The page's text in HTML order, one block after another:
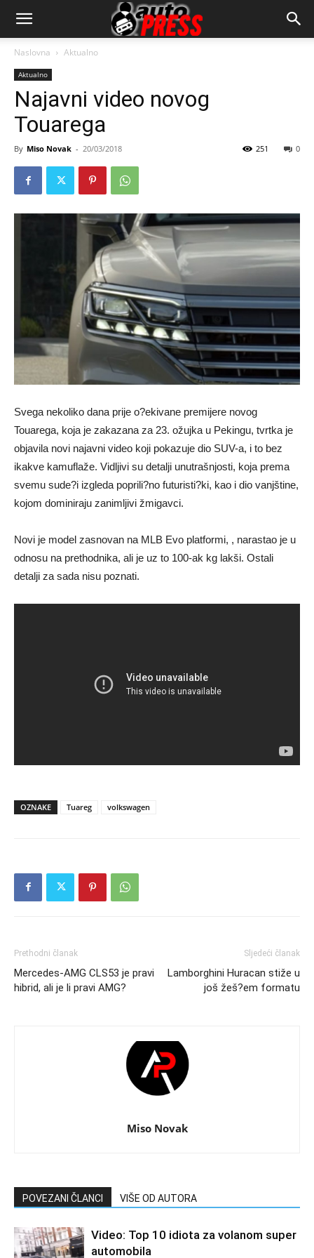
AutopressHR
Naslovna Aktualno
Aktualno
Najavni video novog
Touarega
By Miso Novak - 20/03/2018 0
251
Svega nekoliko dana prije o?ekivane premijere novog
Touarega, koja je zakazana za 23. ožujka u Pekingu, tvrtka je
objavila novi najavni video koji pokazuje dio SUV-a, i to bez
ikakve kamuflaže. Vidljivi su detalji unutrašnjosti, koja prema
svemu sude?i izgleda poprili?no futuristi?ki, kao i dio vanjštine,
kojom dominiraju zanimljivi žmigavci.
Novi je model zasnovan na MLB Evo platformi, , narastao je u
odnosu na prethodnika, ali je uz to 100-ak kg lakši. Ostali
detalji za sada nisu poznati.
OZNAKE Tuareg volkswagen
Prethodni članak
Mercedes-AMG CLS53 je pravi
hibrid, ali je li pravi AMG?
Sljedeći članak
Lamborghini Huracan stiže u
još žeš?em formatu
Miso Novak
POVEZANI ČLANCI VIŠE OD AUTORA
Video: Top 10 idiota za volanom super
automobila